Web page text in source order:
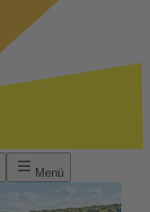
Menü